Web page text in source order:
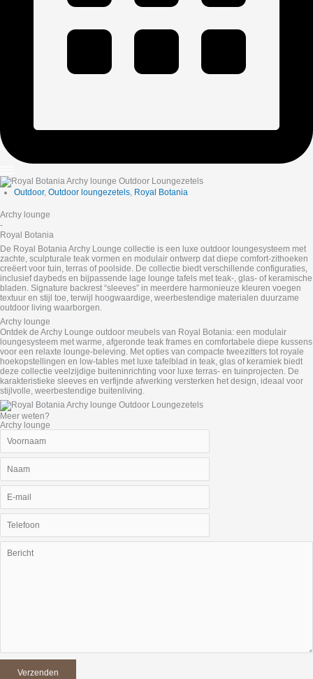
Outdoor, Outdoor loungezetels, Royal Botania
Archy lounge
-
Royal Botania
De Royal Botania Archy Lounge collectie is een luxe outdoor loungesysteem met
zachte, sculpturale teak vormen en modulair ontwerp dat diepe comfort-zithoeken
creëert voor tuin, terras of poolside. De collectie biedt verschillende configuraties,
inclusief daybeds en bijpassende lage lounge tafels met teak-, glas- of keramische
bladen. Signature backrest “sleeves” in meerdere harmonieuze kleuren voegen
textuur en stijl toe, terwijl hoogwaardige, weerbestendige materialen duurzame
outdoor living waarborgen.
Archy lounge
Ontdek de Archy Lounge outdoor meubels van Royal Botania: een modulair
loungesysteem met warme, afgeronde teak frames en comfortabele diepe kussens
voor een relaxte lounge-beleving. Met opties van compacte tweezitters tot royale
hoekopstellingen en low-tables met luxe tafelblad in teak, glas of keramiek biedt
deze collectie veelzijdige buiteninrichting voor luxe terras- en tuinprojecten. De
karakteristieke sleeves en verfijnde afwerking versterken het design, ideaal voor
stijlvolle, weerbestendige buitenliving.
Meer weten?
Archy lounge